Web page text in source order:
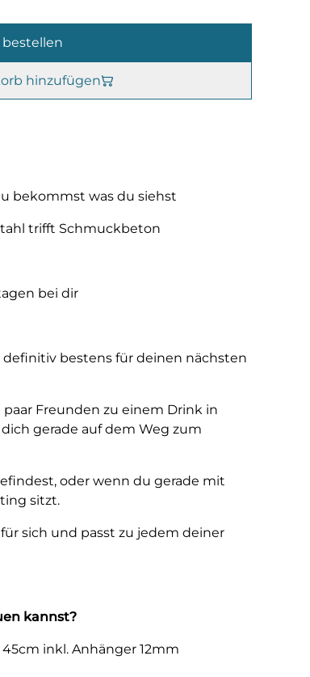
hinzufügen
bekommst was du siehst
trifft Schmuckbeton
bei dir
bestens für deinen nächsten
Freunden zu einem Drink in
gerade auf dem Weg zum
oder wenn du gerade mit
sitzt.
sich und passt zu jedem deiner
kannst?
inkl. Anhänger 12mm